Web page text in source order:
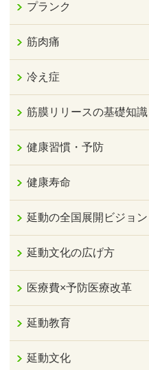
プランク
筋肉痛
冷え症
筋膜リリースの基礎知識
健康習慣・予防
健康寿命
延動の全国展開ビジョン
延動文化の広げ方
医療費×予防医療改革
延動教育
延動文化